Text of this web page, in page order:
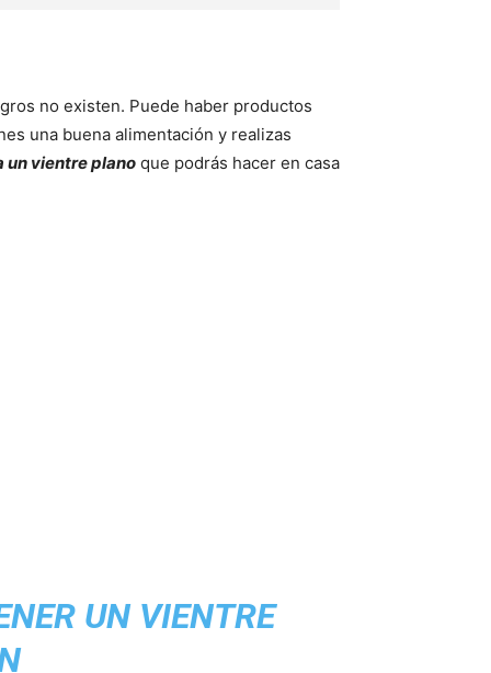
no existen. Puede haber productos
una buena alimentación y realizas
un vientre plano que podrás hacer en casa
UN VIENTRE